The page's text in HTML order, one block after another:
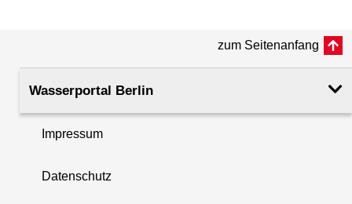
zum Seitenanfang
Wasserportal Berlin
Impressum
Datenschutz